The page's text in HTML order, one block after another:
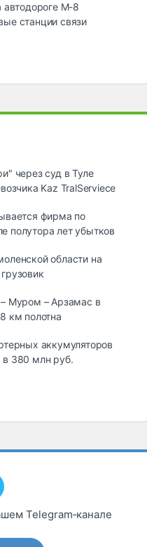
автодороге М-8
станции связи
через суд в Туле
Kaz TralServiece
фирма по
полутора лет убытков
области на
Муром – Арзамас в
км полотна
аккумуляторов
в 380 млн руб.
Telegram‑канале